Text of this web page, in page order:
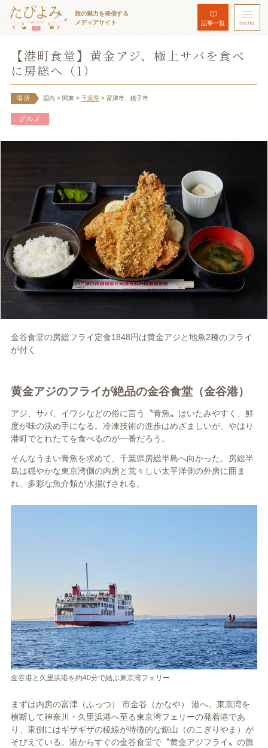
旅の魅力を発信する
メディアサイト
記事一覧 menu
【港町食堂】黄金アジ、極上サバを食べ
に房総へ（1）
場所 国内 > 関東 > 千葉県 > 富津市、銚子市
グルメ
金谷食堂の房総フライ定食1848円は黄金アジと地魚2種のフライ
が付く
黄金アジのフライが絶品の金谷食堂（金谷港）
アジ、サバ、イワシなどの俗に言う〝青魚〟はいたみやすく、鮮
度が味の決め手になる。冷凍技術の進歩はめざましいが、やはり
港町でとれたてを食べるのが一番だろう。
そんなうまい青魚を求めて、千葉県房総半島へ向かった。房総半
島は穏やかな東京湾側の内房と荒々しい太平洋側の外房に囲ま
れ、多彩な魚介類が水揚げされる。
金谷港と久里浜港を約40分で結ぶ東京湾フェリー
まずは内房の富津（ふっつ） 市金谷（かなや） 港へ。東京湾を
横断して神奈川・久里浜港へ至る東京湾フェリーの発着港であ
り、東側にはギザギザの稜線が特徴的な鋸山（のこぎりやま）が
そびえている。港からすぐの金谷食堂で〝黄金アジフライ〟の旗